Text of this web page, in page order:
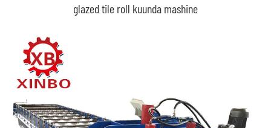
glazed tile roll kuunda mashine